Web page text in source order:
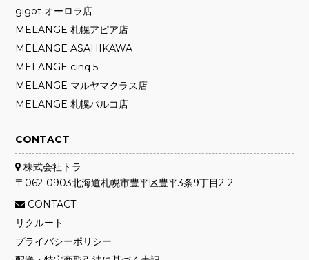
gigot オーロラ店
MELANGE 札幌アピア店
MELANGE ASAHIKAWA
MELANGE cinq 5
MELANGE マルヤマクラス店
MELANGE 札幌パルコ店
CONTACT
株式会社トラ
〒062-0903北海道札幌市豊平区豊平3条9丁目2-2
CONTACT
リクルート
プライバシーポリシー